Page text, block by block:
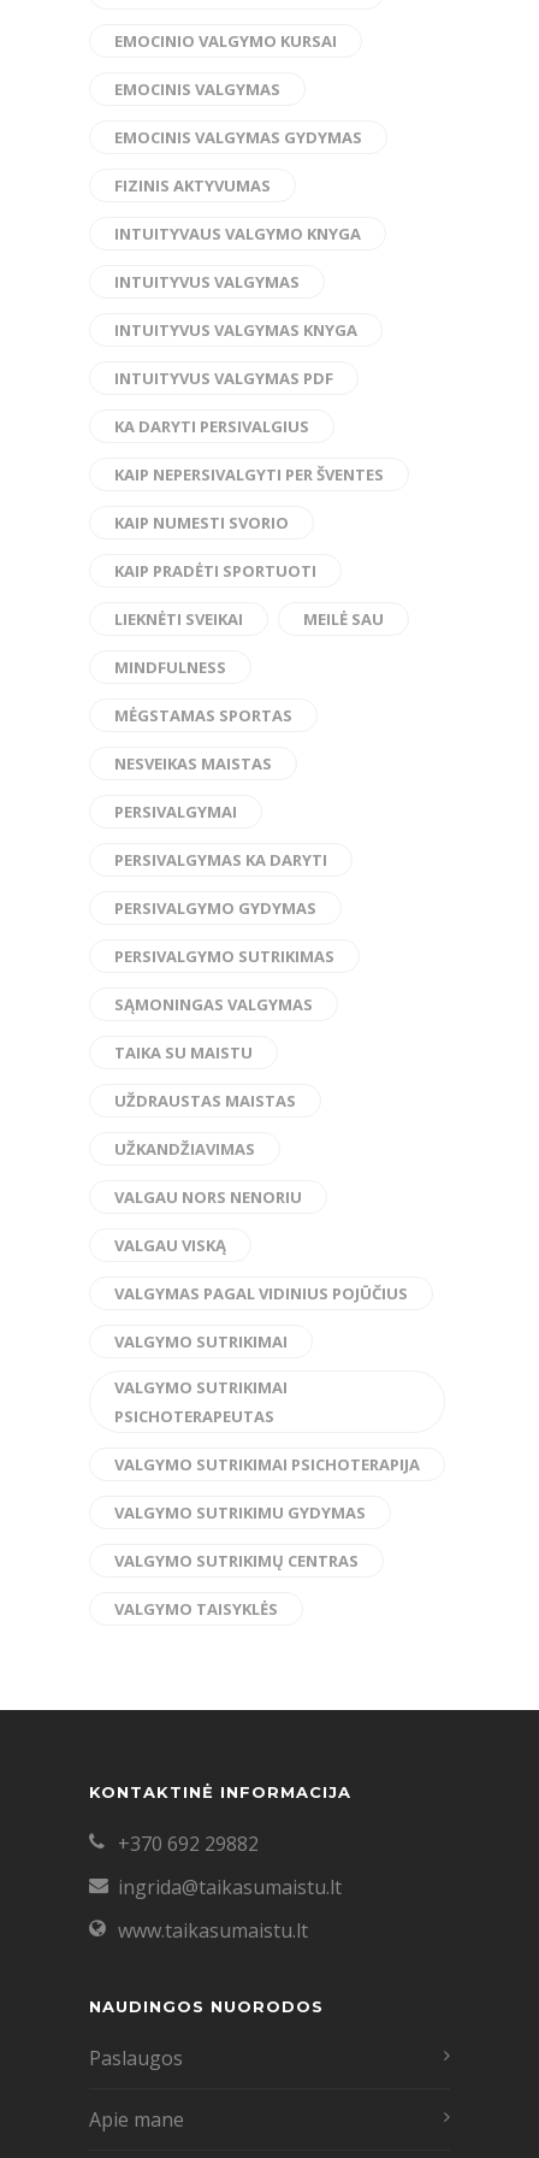
EMOCINIO VALGYMO KURSAI
EMOCINIS VALGYMAS
EMOCINIS VALGYMAS GYDYMAS
FIZINIS AKTYVUMAS
INTUITYVAUS VALGYMO KNYGA
INTUITYVUS VALGYMAS
INTUITYVUS VALGYMAS KNYGA
INTUITYVUS VALGYMAS PDF
KA DARYTI PERSIVALGIUS
KAIP NEPERSIVALGYTI PER ŠVENTES
KAIP NUMESTI SVORIO
KAIP PRADĖTI SPORTUOTI
LIEKNĖTI SVEIKAI MEILĖ SAU
MINDFULNESS
MĖGSTAMAS SPORTAS
NESVEIKAS MAISTAS
PERSIVALGYMAI
PERSIVALGYMAS KA DARYTI
PERSIVALGYMO GYDYMAS
PERSIVALGYMO SUTRIKIMAS
SĄMONINGAS VALGYMAS
TAIKA SU MAISTU
UŽDRAUSTAS MAISTAS
UŽKANDŽIAVIMAS
VALGAU NORS NENORIU
VALGAU VISKĄ
VALGYMAS PAGAL VIDINIUS POJŪČIUS
VALGYMO SUTRIKIMAI
VALGYMO SUTRIKIMAI
PSICHOTERAPEUTAS
VALGYMO SUTRIKIMAI PSICHOTERAPIJA
VALGYMO SUTRIKIMU GYDYMAS
VALGYMO SUTRIKIMŲ CENTRAS
VALGYMO TAISYKLĖS
KONTAKTINĖ INFORMACIJA
+370 692 29882
ingrida@taikasumaistu.lt
www.taikasumaistu.lt
NAUDINGOS NUORODOS
Paslaugos
Apie mane